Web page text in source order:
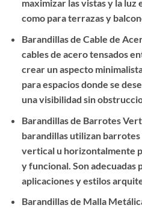
maximizar las vistas y la luz
como para terrazas y
Barandillas de Cable de
cables de acero tensados
crear un aspecto
para espacios donde se
una visibilidad sin
Barandillas de Barrotes
barandillas utilizan
vertical u horizontalmente
y funcional. Son adecuadas
aplicaciones y estilos
Barandillas de Malla